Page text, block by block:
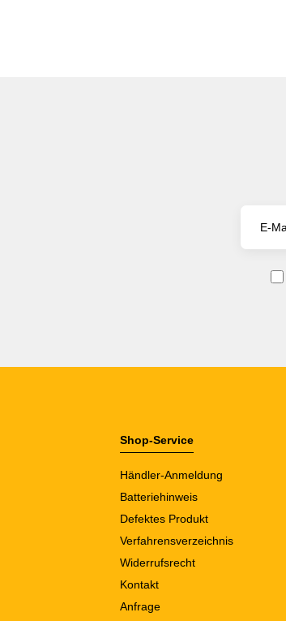
Shop-Service
Händler-Anmeldung
Batteriehinweis
Defektes Produkt
Verfahrensverzeichnis
Widerrufsrecht
Kontakt
Anfrage